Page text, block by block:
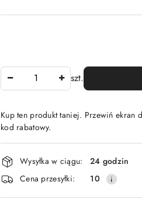
szt.
Kup ten produkt taniej. Przewiń ekran
kod rabatowy.
Dostępność
i
dostawa
Wysyłka w ciągu:
24 godzin
Cena przesyłki:
10